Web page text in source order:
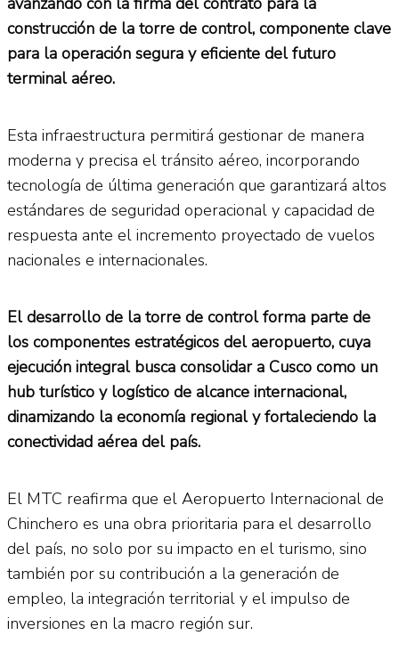
construcción de la torre de control, componente clave
para la operación segura y eficiente del futuro
terminal aéreo.
Esta infraestructura permitirá gestionar de manera
moderna y precisa el tránsito aéreo, incorporando
tecnología de última generación que garantizará altos
estándares de seguridad operacional y capacidad de
respuesta ante el incremento proyectado de vuelos
nacionales e internacionales.
El desarrollo de la torre de control forma parte de
los componentes estratégicos del aeropuerto, cuya
ejecución integral busca consolidar a Cusco como un
hub turístico y logístico de alcance internacional,
dinamizando la economía regional y fortaleciendo la
conectividad aérea del país.
El MTC reafirma que el Aeropuerto Internacional de
Chinchero es una obra prioritaria para el desarrollo
del país, no solo por su impacto en el turismo, sino
también por su contribución a la generación de
empleo, la integración territorial y el impulso de
inversiones en la macro región sur.